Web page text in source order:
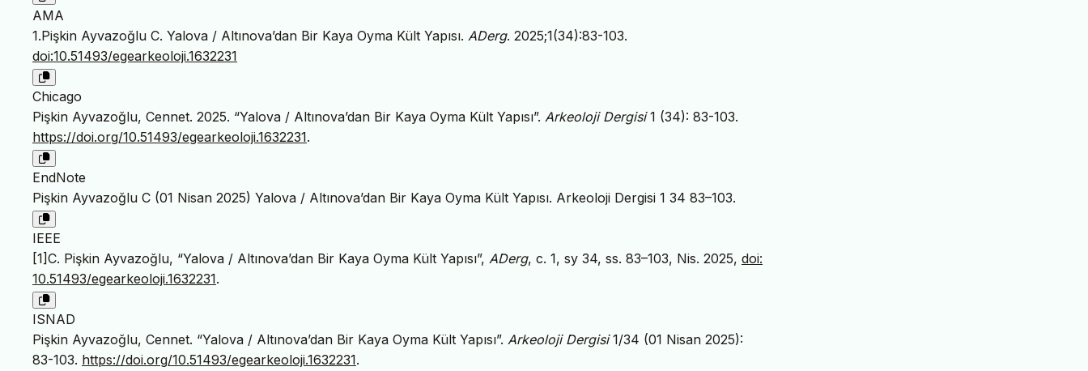
AMA
1.Pişkin Ayvazoğlu C. Yalova / Altınova’dan Bir Kaya Oyma Kült Yapısı. ADerg. 2025;1(34):83-103.
doi:10.51493/egearkeoloji.1632231
Chicago
Pişkin Ayvazoğlu, Cennet. 2025. “Yalova / Altınova’dan Bir Kaya Oyma Kült Yapısı”. Arkeoloji Dergisi1 (34): 83-103.
https://doi.org/10.51493/egearkeoloji.1632231.
EndNote
Pişkin Ayvazoğlu C (01 Nisan 2025) Yalova / Altınova’dan Bir Kaya Oyma Kült Yapısı. Arkeoloji Dergisi 1 34 83–103.
IEEE
[1]C. Pişkin Ayvazoğlu, “Yalova / Altınova’dan Bir Kaya Oyma Kült Yapısı”, ADerg, c. 1, sy 34, ss. 83–103, Nis. 2025, doi:
10.51493/egearkeoloji.1632231.
ISNAD
Pişkin Ayvazoğlu, Cennet. “Yalova / Altınova’dan Bir Kaya Oyma Kült Yapısı”. Arkeoloji Dergisi1/34 (01 Nisan 2025):
83-103. https://doi.org/10.51493/egearkeoloji.1632231.